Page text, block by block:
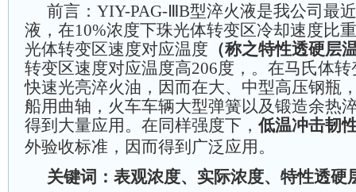
前言： YIY-PAG-ⅢB型淬火液是我公司最
液，在10%浓度下珠光体转变区冷却速度比
光体转变区速度对应温度 （称之特性透硬层
转变区速度对应温度高206度，。在马氏体
快速光亮淬火油，因而在大、中型高压钢瓶
船用曲轴，火车车辆大型弹簧以及锻造余热
得到大量应用。在同样强度下，低温冲击韧
外验收标准，因而得到广泛应用。
关键词：表观浓度、实际浓度、特性透硬